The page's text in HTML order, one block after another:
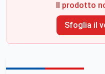
Il prodotto
Sfoglia il